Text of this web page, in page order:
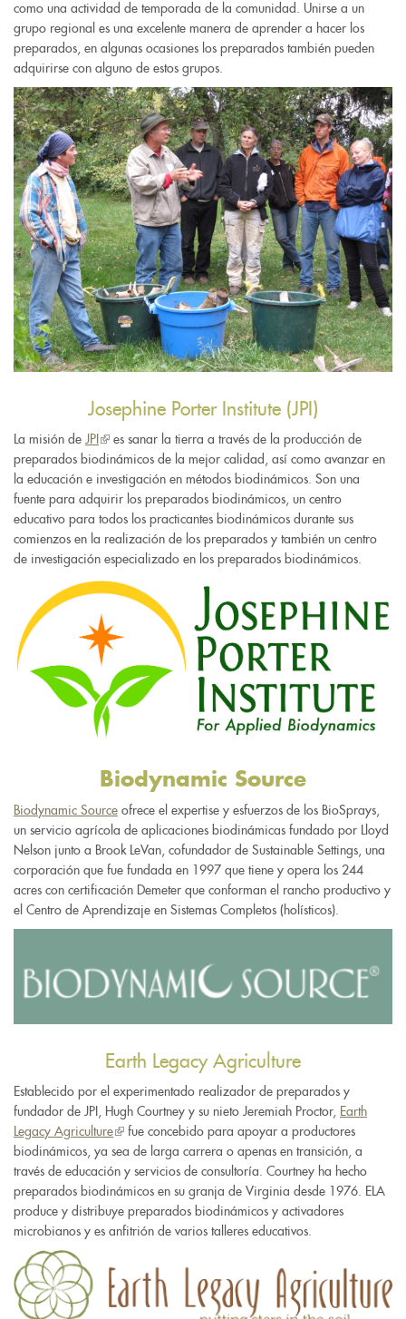
como una actividad de temporada de la comunidad. Unirse a un
grupo regional es una excelente manera de aprender a hacer los
preparados, en algunas ocasiones los preparados también pueden
adquirirse con alguno de estos grupos.
Josephine Porter Institute (JPI)
La misión de JPI (link
is
external)
es sanar la tierra a través de la producción de
preparados biodinámicos de la mejor calidad, así como avanzar en
la educación e investigación en métodos biodinámicos. Son una
fuente para adquirir los preparados biodinámicos, un centro
educativo para todos los practicantes biodinámicos durante sus
comienzos en la realización de los preparados y también un centro
de investigación especializado en los preparados biodinámicos.
Biodynamic Source
Biodynamic Source ofrece el expertise y esfuerzos de los BioSprays,
un servicio agrícola de aplicaciones biodinámicas fundado por Lloyd
Nelson junto a Brook LeVan, cofundador de Sustainable Settings, una
corporación que fue fundada en 1997 que tiene y opera los 244
acres con certificación Demeter que conforman el rancho productivo y
el Centro de Aprendizaje en Sistemas Completos (holísticos).
Earth Legacy Agriculture
Establecido por el experimentado realizador de preparados y
fundador de JPI, Hugh Courtney y su nieto Jeremiah Proctor,
Earth
Legacy Agriculture(link
is
external)
fue concebido para apoyar a productores
biodinámicos, ya sea de larga carrera o apenas en transición, a
través de educación y servicios de consultoría. Courtney ha hecho
preparados biodinámicos en su granja de Virginia desde 1976. ELA
produce y distribuye preparados biodinámicos y activadores
microbianos y es anfitrión de varios talleres educativos.